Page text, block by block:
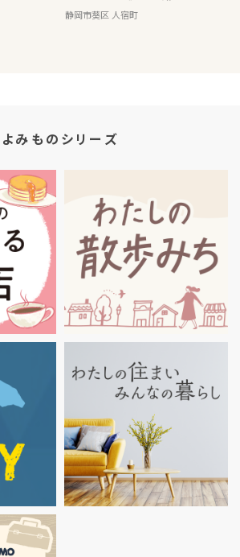
静岡市葵区 人宿町
よみものシリーズ